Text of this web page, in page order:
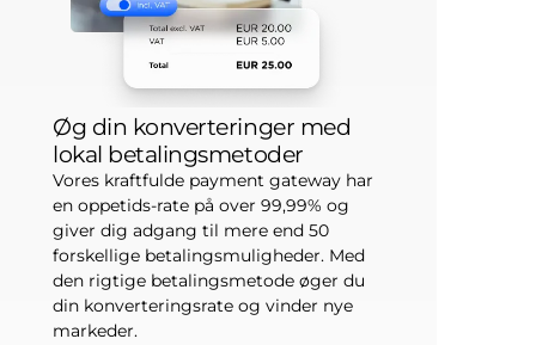
Øg din konverteringer med
lokal betalingsmetoder
Vores kraftfulde payment gateway har
en oppetids-rate på over 99,99% og
giver dig adgang til mere end 50
forskellige betalingsmuligheder. Med
den rigtige betalingsmetode øger du
din konverteringsrate og vinder nye
markeder.